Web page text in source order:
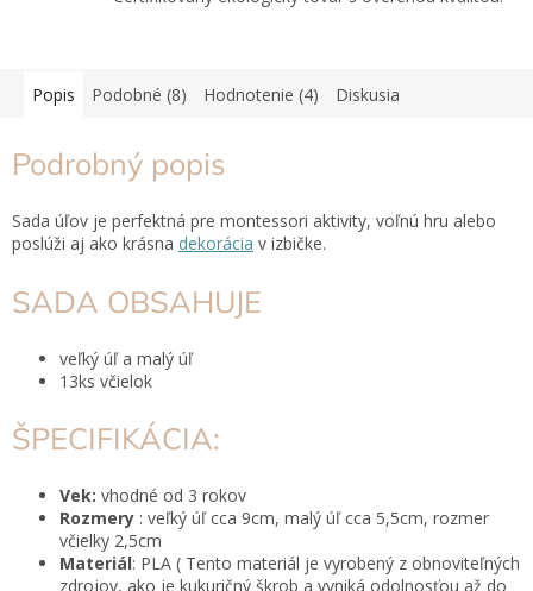
Popis Podobné (8) Hodnotenie (4) Diskusia
Podrobný popis
Sada úľov je perfektná pre montessori aktivity, voľnú hru alebo
poslúži aj ako krásna dekorácia v izbičke.
SADA OBSAHUJE
veľký úľ a malý úľ
13ks včielok
ŠPECIFIKÁCIA:
Vek: vhodné od 3 rokov
Rozmery : veľký úľ cca 9cm, malý úľ cca 5,5cm, rozmer
včielky 2,5cm
Materiál: PLA ( Tento materiál je vyrobený z obnoviteľných
zdrojov, ako je kukuričný škrob a vyniká odolnosťou až do